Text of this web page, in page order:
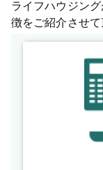
ライフハウジン
徴をご紹介させて